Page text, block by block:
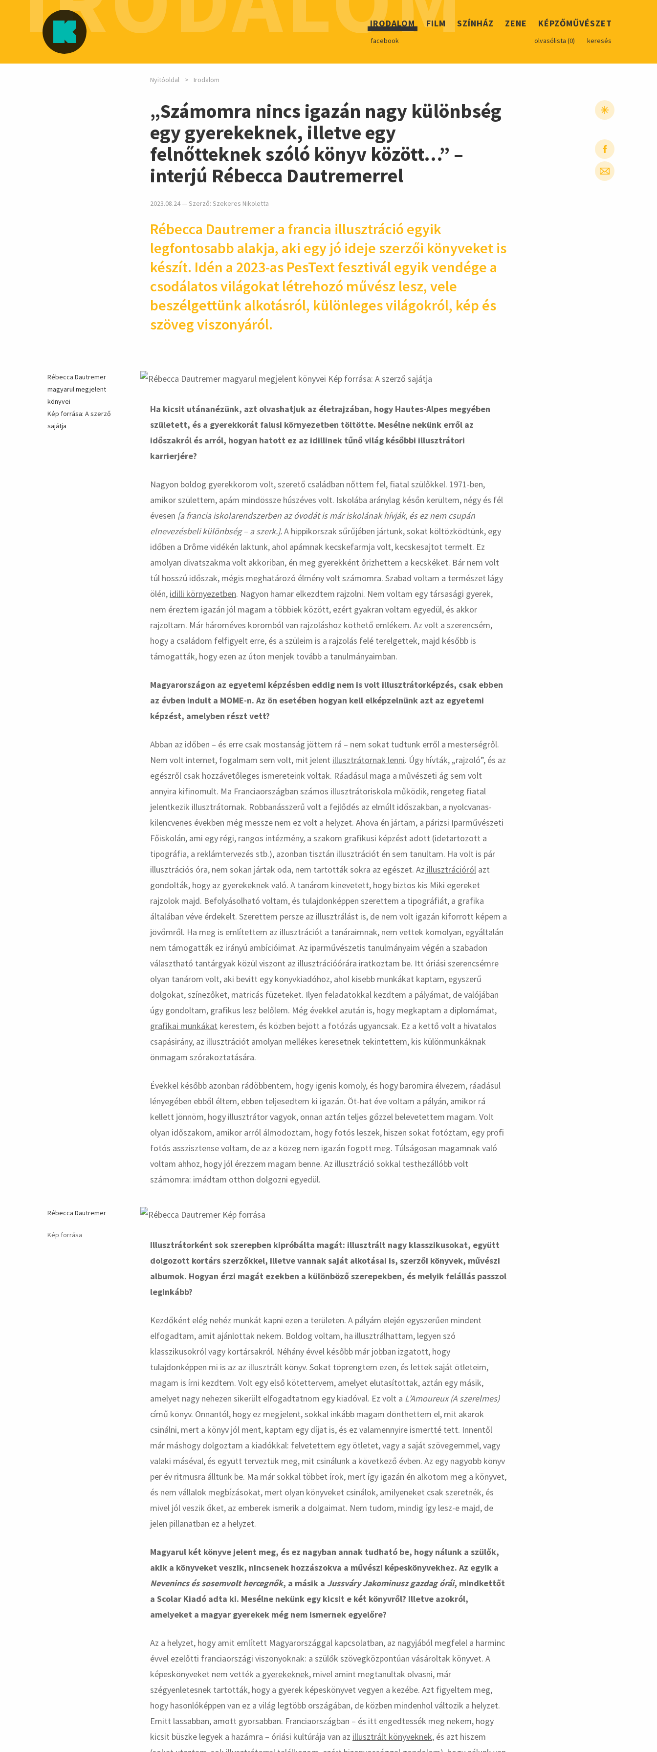
IRODALOM FILM SZÍNHÁZ ZENE KÉPZŐMŰVÉSZET
facebook olvasólista (0) keresés
Nyitóoldal Irodalom
„Számomra nincs igazán nagy különbség
egy gyerekeknek, illetve egy
felnőtteknek szóló könyv között…” –
interjú Rébecca Dautremerrel
2023.08.24 — Szerző: Szekeres Nikoletta
Rébecca Dautremer a francia illusztráció egyik
legfontosabb alakja, aki egy jó ideje szerzői könyveket is
készít. Idén a 2023-as PesText fesztivál egyik vendége a
csodálatos világokat létrehozó művész lesz, vele
beszélgettünk alkotásról, különleges világokról, kép és
szöveg viszonyáról.
hirdetés
Rébecca Dautremer
magyarul megjelent
könyvei
Kép forrása: A szerző
sajátja
Ha kicsit utánanézünk, azt olvashatjuk az életrajzában, hogy Hautes-Alpes megyében
született, és a gyerekkorát falusi környezetben töltötte. Mesélne nekünk erről az
időszakról és arról, hogyan hatott ez az idillinek tűnő világ későbbi illusztrátori
karrierjére?
Nagyon boldog gyerekkorom volt, szerető családban nőttem fel, fiatal szülőkkel. 1971-ben,
amikor születtem, apám mindössze húszéves volt. Iskolába aránylag későn kerültem, négy és fél
évesen [a francia iskolarendszerben az óvodát is már iskolának hívják, és ez nem csupán
elnevezésbeli különbség – a szerk.].A hippikorszak sűrűjében jártunk, sokat költözködtünk, egy
időben a Drôme vidékén laktunk, ahol apámnak kecskefarmja volt, kecskesajtot termelt. Ez
amolyan divatszakma volt akkoriban, én meg gyerekként őrizhettem a kecskéket. Bár nem volt
túl hosszú időszak, mégis meghatározó élmény volt számomra. Szabad voltam a természet lágy
ölén, idilli környezetben. Nagyon hamar elkezdtem rajzolni. Nem voltam egy társasági gyerek,
nem éreztem igazán jól magam a többiek között, ezért gyakran voltam egyedül, és akkor
rajzoltam. Már hároméves koromból van rajzoláshoz köthető emlékem. Az volt a szerencsém,
hogy a családom felfigyelt erre, és a szüleim is a rajzolás felé terelgettek, majd később is
támogatták, hogy ezen az úton menjek tovább a tanulmányaimban.
Magyarországon az egyetemi képzésben eddig nem is volt illusztrátorképzés, csak ebben
az évben indult a MOME-n. Az ön esetében hogyan kell elképzelnünk azt az egyetemi
képzést, amelyben részt vett?
Abban az időben – és erre csak mostanság jöttem rá – nem sokat tudtunk erről a mesterségről.
Nem volt internet, fogalmam sem volt, mit jelent illusztrátornak lenni. Úgy hívták, „rajzoló”, és az
egészről csak hozzávetőleges ismereteink voltak. Ráadásul maga a művészeti ág sem volt
annyira kifinomult. Ma Franciaországban számos illusztrátoriskola működik, rengeteg fiatal
jelentkezik illusztrátornak. Robbanásszerű volt a fejlődés az elmúlt időszakban, a nyolcvanas-
kilencvenes években még messze nem ez volt a helyzet. Ahova én jártam, a párizsi Iparművészeti
Főiskolán, ami egy régi, rangos intézmény, a szakom grafikusi képzést adott (idetartozott a
tipográfia, a reklámtervezés stb.), azonban tisztán illusztrációt én sem tanultam. Ha volt is pár
illusztrációs óra, nem sokan jártak oda, nem tartották sokra az egészet. Az illusztrációról azt
gondolták, hogy az gyerekeknek való. A tanárom kinevetett, hogy biztos kis Miki egereket
rajzolok majd. Befolyásolható voltam, és tulajdonképpen szerettem a tipográfiát, a grafika
általában véve érdekelt. Szerettem persze az illusztrálást is, de nem volt igazán kiforrott képem a
jövőmről. Ha meg is említettem az illusztrációt a tanáraimnak, nem vettek komolyan, egyáltalán
nem támogatták ez irányú ambícióimat. Az iparművészetis tanulmányaim végén a szabadon
választható tantárgyak közül viszont az illusztrációórára iratkoztam be. Itt óriási szerencsémre
olyan tanárom volt, aki bevitt egy könyvkiadóhoz, ahol kisebb munkákat kaptam, egyszerű
dolgokat, színezőket, matricás füzeteket. Ilyen feladatokkal kezdtem a pályámat, de valójában
úgy gondoltam, grafikus lesz belőlem. Még évekkel azután is, hogy megkaptam a diplomámat,
grafikai munkákat kerestem, és közben bejött a fotózás ugyancsak. Ez a kettő volt a hivatalos
csapásirány, az illusztrációt amolyan mellékes keresetnek tekintettem, kis különmunkáknak
önmagam szórakoztatására.
Évekkel később azonban rádöbbentem, hogy igenis komoly, és hogy baromira élvezem, ráadásul
lényegében ebből éltem, ebben teljesedtem ki igazán. Öt-hat éve voltam a pályán, amikor rá
kellett jönnöm, hogy illusztrátor vagyok, onnan aztán teljes gőzzel belevetettem magam. Volt
olyan időszakom, amikor arról álmodoztam, hogy fotós leszek, hiszen sokat fotóztam, egy profi
fotós asszisztense voltam, de az a közeg nem igazán fogott meg. Túlságosan magamnak való
voltam ahhoz, hogy jól érezzem magam benne. Az illusztráció sokkal testhezállóbb volt
számomra: imádtam otthon dolgozni egyedül.
Rébecca Dautremer
Kép forrása
Illusztrátorként sok szerepben kipróbálta magát: illusztrált nagy klasszikusokat, együtt
dolgozott kortárs szerzőkkel, illetve vannak saját alkotásai is, szerzői könyvek, művészi
albumok. Hogyan érzi magát ezekben a különböző szerepekben, és melyik felállás passzol
leginkább?
Kezdőként elég nehéz munkát kapni ezen a területen. A pályám elején egyszerűen mindent
elfogadtam, amit ajánlottak nekem. Boldog voltam, ha illusztrálhattam, legyen szó
klasszikusokról vagy kortársakról. Néhány évvel később már jobban izgatott, hogy
tulajdonképpen mi is az az illusztrált könyv. Sokat töprengtem ezen, és lettek saját ötleteim,
magam is írni kezdtem. Volt egy első kötettervem, amelyet elutasítottak, aztán egy másik,
amelyet nagy nehezen sikerült elfogadtatnom egy kiadóval. Ez volt a L’Amoureux (A szerelmes)
című könyv. Onnantól, hogy ez megjelent, sokkal inkább magam dönthettem el, mit akarok
csinálni, mert a könyv jól ment, kaptam egy díjat is, és ez valamennyire ismertté tett. Innentől
már máshogy dolgoztam a kiadókkal: felvetettem egy ötletet, vagy a saját szövegemmel, vagy
valaki máséval, és együtt terveztük meg, mit csinálunk a következő évben. Az egy nagyobb könyv
per év ritmusra álltunk be. Ma már sokkal többet írok, mert így igazán én alkotom meg a könyvet,
és nem vállalok megbízásokat, mert olyan könyveket csinálok, amilyeneket csak szeretnék, és
mivel jól veszik őket, az emberek ismerik a dolgaimat. Nem tudom, mindig így lesz-e majd, de
jelen pillanatban ez a helyzet.
Magyarul két könyve jelent meg, és ez nagyban annak tudható be, hogy nálunk a szülők,
akik a könyveket veszik, nincsenek hozzászokva a művészi képeskönyvekhez. Az egyik a
Nevenincs és sosemvolt hercegnők, a másik a Jussváry Jakominusz gazdag órái, mindkettőt
a Scolar Kiadó adta ki. Mesélne nekünk egy kicsit e két könyvről? Illetve azokról,
amelyeket a magyar gyerekek még nem ismernek egyelőre?
Az a helyzet, hogy amit említett Magyarországgal kapcsolatban, az nagyjából megfelel a harminc
évvel ezelőtti franciaországi viszonyoknak: a szülők szövegközpontúan vásároltak könyvet. A
képeskönyveket nem vették a gyerekeknek, mivel amint megtanultak olvasni, már
szégyenletesnek tartották, hogy a gyerek képeskönyvet vegyen a kezébe. Azt figyeltem meg,
hogy hasonlóképpen van ez a világ legtöbb országában, de közben mindenhol változik a helyzet.
Emitt lassabban, amott gyorsabban. Franciaországban – és itt engedtessék meg nekem, hogy
kicsit büszke legyek a hazámra – óriási kultúrája van az illusztrált könyveknek, és azt hiszem